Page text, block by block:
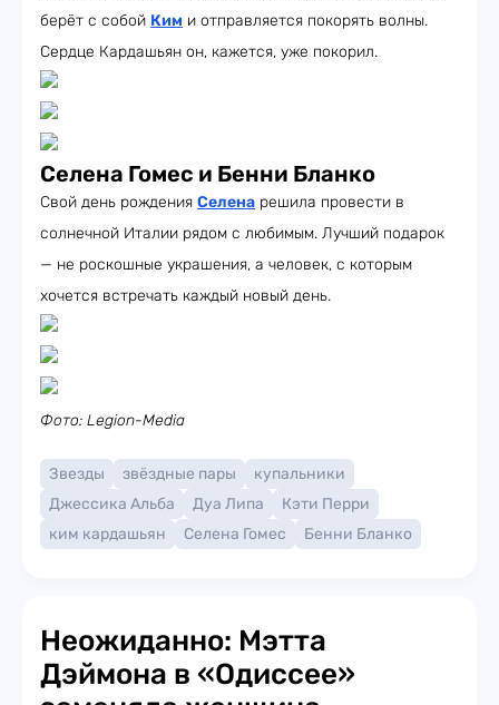
берёт с собой Ким и отправляется покорять волны.
Сердце Кардашьян он, кажется, уже покорил.
Селена Гомес и Бенни Бланко
Свой день рождения Селена решила провести в
солнечной Италии рядом с любимым. Лучший подарок
— не роскошные украшения, а человек, с которым
хочется встречать каждый новый день.
Фото: Legion-Media
Звезды звёздные пары
купальники
Джессика Альба
Дуа Липа
Кэти Перри
ким кардашьян
Селена Гомес Бенни Бланко
Неожиданно: Мэтта
Дэймона в «Одиссее»